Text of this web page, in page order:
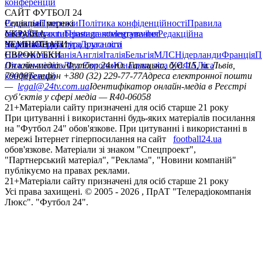
конференцій
САЙТ ФУТБОЛ 24
РедакціяПрогнозиПолітика конфіденційностіПравила
сайтуКонтактиПравила коментуванняРедакційна
політикаСтруктура власності
Соціальні мережі
facebookxyoutubeinstagramtelegramviber
УКРАЇНА
УкраїнаПерша лігаДруга ліга
ЧЕМПІОНАТИ
НімеччинаІспаніяАнгліяІталіяБельгіяМЛСНідерландиФранція
ЄВРОКУБКИ
Ліга чемпіонівЛіга ЄвропиЮнацька ліга УЄФАЛіга
конференцій
Онлайн-медіа «Футбол 24»пл. Галицька, буд. 15, м. Львів,
79008Телефон +380 (32) 229-77-77Адреса електронної пошти
— legal@24tv.com.uaІдентифікатор онлайн-медіа в Реєстрі
суб’єктів у сфері медіа — R40-06058
21+Матеріали сайту призначені для осіб старше 21 року
При цитуванні і використанні будь-яких матеріалів посилання
на "Футбол 24" обов'язкове. При цитуванні і використанні в
мережі Інтернет гіперпосилання на сайт
football24.ua
обов'язкове. Матеріали зі знаком "Спецпроект",
"Партнерський матеріал", "Реклама", "Новини компаній"
публікуємо на правах реклами.
21+Матеріали сайту призначені для осіб старше 21 року
Усi права захищенi. © 2005 - 2026 , ПрАТ "Телерадіокомпанія
Люкс". "Футбол 24".